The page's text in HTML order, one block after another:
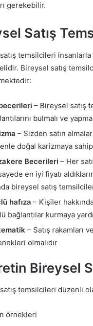
gerekebilir.
Satış
temsilcileri
Bireysel satış
– Bireysel satış
bulmalı ve
– Sizden satın
doğal karizmaya
Becerileri – Her
en iyi fiyatı
bireysel satış
hafıza – Kişiler
bağlantılar kurmaya
– Satış rakamları
olmalıdır
Bireysel
temsilcileri düzenli
örnekleri